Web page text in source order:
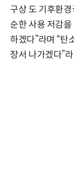
구상 도 기후환
순한 사용 저감
하겠다”라며 “탄
장서 나가겠다”